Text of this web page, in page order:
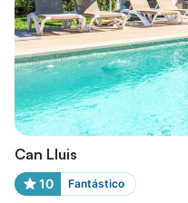
Can Lluis
10 Fantástico